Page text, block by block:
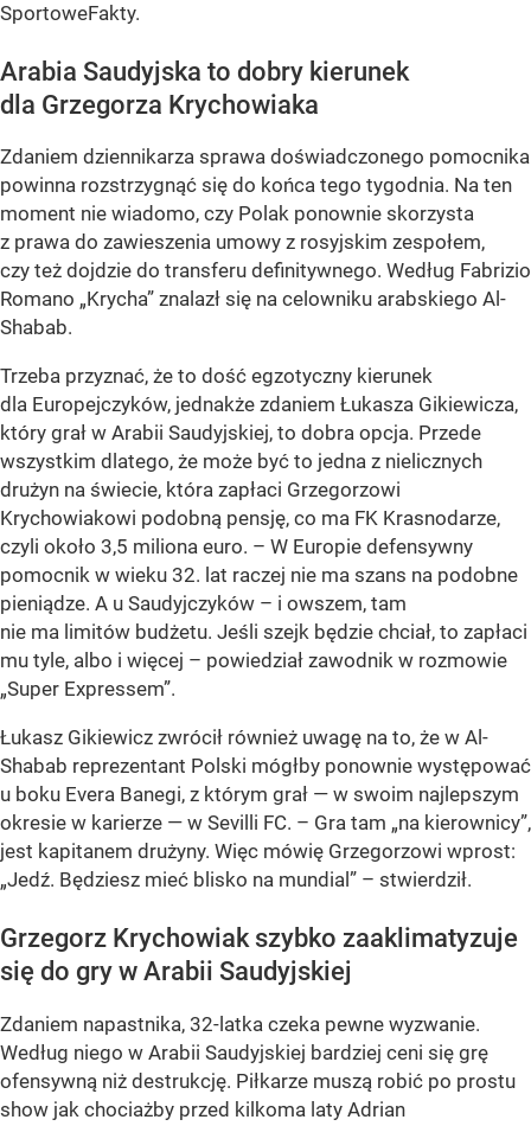
SportoweFakty.
Arabia Saudyjska to dobry kierunek
dla Grzegorza Krychowiaka
Zdaniem dziennikarza sprawa doświadczonego pomocnika
powinna rozstrzygnąć się do końca tego tygodnia. Na ten
moment nie wiadomo, czy Polak ponownie skorzysta
z prawa do zawieszenia umowy z rosyjskim zespołem,
czy też dojdzie do transferu definitywnego. Według Fabrizio
Romano „Krycha” znalazł się na celowniku arabskiego Al-
Shabab.
Trzeba przyznać, że to dość egzotyczny kierunek
dla Europejczyków, jednakże zdaniem Łukasza Gikiewicza,
który grał w Arabii Saudyjskiej, to dobra opcja. Przede
wszystkim dlatego, że może być to jedna z nielicznych
drużyn na świecie, która zapłaci Grzegorzowi
Krychowiakowi podobną pensję, co ma FK Krasnodarze,
czyli około 3,5 miliona euro. – W Europie defensywny
pomocnik w wieku 32. lat raczej nie ma szans na podobne
pieniądze. A u Saudyjczyków – i owszem, tam
nie ma limitów budżetu. Jeśli szejk będzie chciał, to zapłaci
mu tyle, albo i więcej – powiedział zawodnik w rozmowie
„Super Expressem”.
Łukasz Gikiewicz zwrócił również uwagę na to, że w Al-
Shabab reprezentant Polski mógłby ponownie występować
u boku Evera Banegi, z którym grał — w swoim najlepszym
okresie w karierze — w Sevilli FC. – Gra tam „na kierownicy”,
jest kapitanem drużyny. Więc mówię Grzegorzowi wprost:
„Jedź. Będziesz mieć blisko na mundial” – stwierdził.
Grzegorz Krychowiak szybko zaaklimatyzuje
się do gry w Arabii Saudyjskiej
Zdaniem napastnika, 32-latka czeka pewne wyzwanie.
Według niego w Arabii Saudyjskiej bardziej ceni się grę
ofensywną niż destrukcję. Piłkarze muszą robić po prostu
show jak chociażby przed kilkoma laty Adrian